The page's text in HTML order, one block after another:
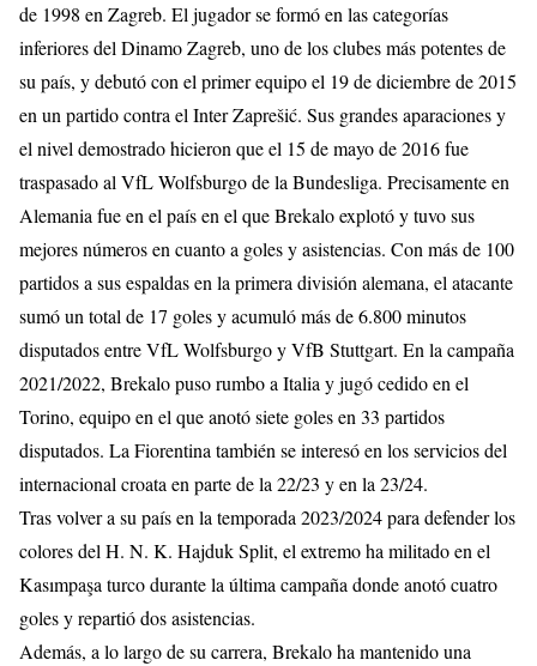
de 1998 en Zagreb. El jugador se formó en las categorías
inferiores del Dinamo Zagreb, uno de los clubes más potentes de
su país, y debutó con el primer equipo el 19 de diciembre de 2015
en un partido contra el Inter Zaprešić. Sus grandes aparaciones y
el nivel demostrado hicieron que el 15 de mayo de 2016 fue
traspasado al VfL Wolfsburgo de la Bundesliga. Precisamente en
Alemania fue en el país en el que Brekalo explotó y tuvo sus
mejores números en cuanto a goles y asistencias. Con más de 100
partidos a sus espaldas en la primera división alemana, el atacante
sumó un total de 17 goles y acumuló más de 6.800 minutos
disputados entre VfL Wolfsburgo y VfB Stuttgart. En la campaña
2021/2022, Brekalo puso rumbo a Italia y jugó cedido en el
Torino, equipo en el que anotó siete goles en 33 partidos
disputados. La Fiorentina también se interesó en los servicios del
internacional croata en parte de la 22/23 y en la 23/24.
Tras volver a su país en la temporada 2023/2024 para defender los
colores del H. N. K. Hajduk Split, el extremo ha militado en el
Kasımpaşa turco durante la última campaña donde anotó cuatro
goles y repartió dos asistencias.
Además, a lo largo de su carrera, Brekalo ha mantenido una